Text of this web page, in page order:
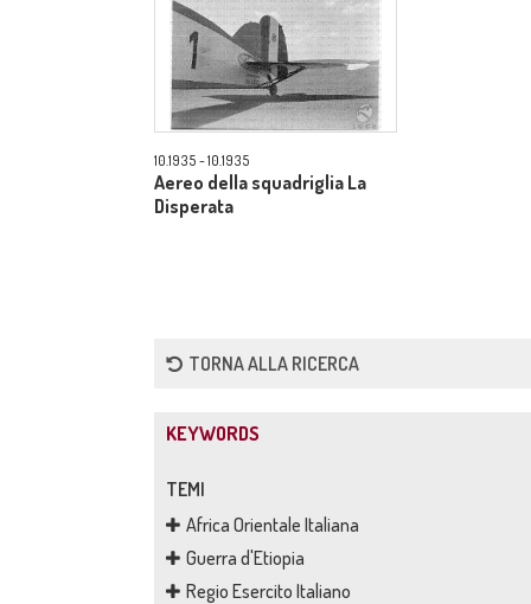
10.1935 - 10.1935
Aereo della squadriglia La
Disperata
TORNA ALLA RICERCA
KEYWORDS
TEMI
Africa Orientale Italiana
Guerra d'Etiopia
Regio Esercito Italiano